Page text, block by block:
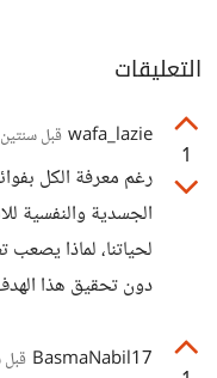
التعليقات
1
wafa_lazie قبل سنتين
رغم معرفة الكل
الجسدية والنفسية
لحياتنا، لماذا
دون تحقيق هذا
BasmaNabil17